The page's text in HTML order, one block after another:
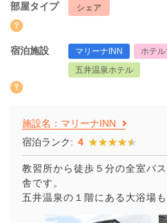
部屋タイプ シェア
宿泊施設 マリーナINN
ホテ
五井温泉ホテル
施設名：マリーナINN
宿泊ランク: 4 ★★★★★
★★★★★
教習所から徒歩５分の全室バ
舎です。
五井温泉の１階にある大浴場